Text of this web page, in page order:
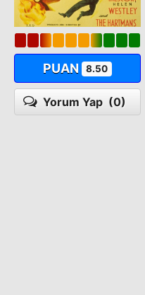
PUAN 8.50
Yorum Yap (0)